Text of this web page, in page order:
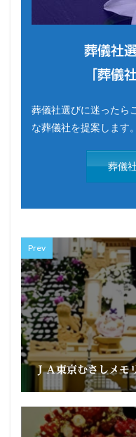
葬儀社
「葬儀
葬儀社選びに迷ったら
な葬儀社を提案します。
葬儀
Prev
ＪＡ東京むさしメモ